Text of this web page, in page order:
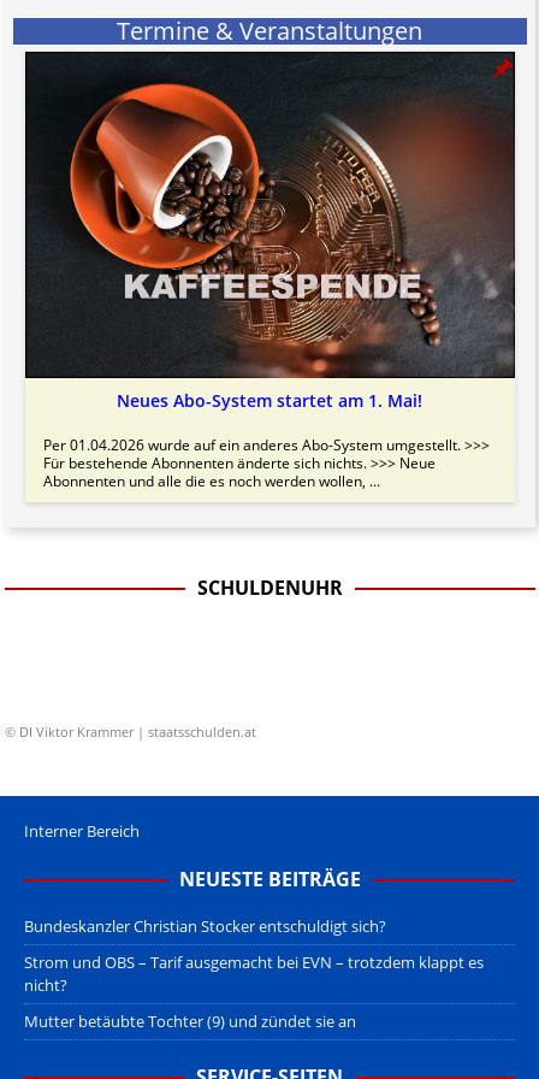
Termine & Veranstaltungen
Neues Abo-System startet am 1. Mai!
Per 01.04.2026 wurde auf ein anderes Abo-System umgestellt. >>>
Für bestehende Abonnenten änderte sich nichts. >>> Neue
Abonnenten und alle die es noch werden wollen, ...
SCHULDENUHR
© DI Viktor Krammer | staatsschulden.at
Interner Bereich
NEUESTE BEITRÄGE
Bundeskanzler Christian Stocker entschuldigt sich?
Strom und OBS – Tarif ausgemacht bei EVN – trotzdem klappt es
nicht?
Mutter betäubte Tochter (9) und zündet sie an